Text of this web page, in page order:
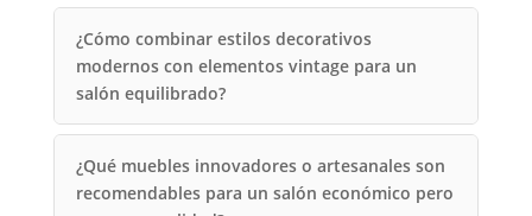
¿Cómo combinar estilos decorativos
modernos con elementos vintage para un
salón equilibrado?
¿Qué muebles innovadores o artesanales son
recomendables para un salón económico pero